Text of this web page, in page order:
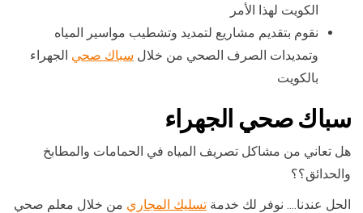
الكويت لهذا الأمر
نقوم بتقديم مشاريع لتمديد وتشطيب مواسير المياه
وتمديدات الصرف الصحي من خلال سباك صحي الجهراء
بالكويت
سباك صحي الجهراء
هل تعاني من مشاكل تصريف المياه في الحمامات والمطابخ
والحدائق؟؟
الحل عندنا…. نوفر لك خدمة تسليك المجاري من خلال معلم صحي